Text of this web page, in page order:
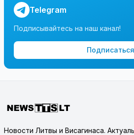
Telegram
Подписывайтесь на наш канал!
Подписаться
Новости Литвы и Висагинаса.